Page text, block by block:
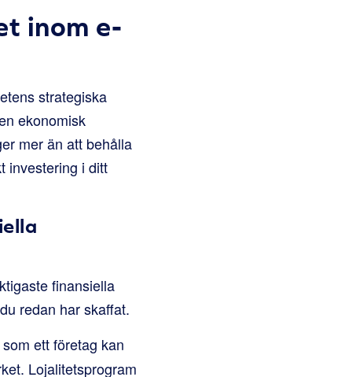
inom e-
strategiska
ekonomisk
mer än att behålla
investering i ditt
finansiella
redan har skaffat.
ett företag kan
Lojalitetsprogram